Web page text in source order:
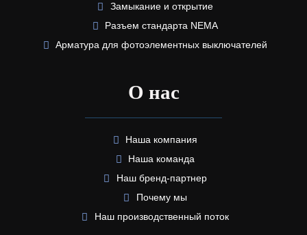
Замыкание и открытие
Разъем стандарта NEMA
Арматура для фотоэлементных выключателей
О нас
Наша компания
Наша команда
Наш бренд-партнер
Почему мы
Наш производственный поток